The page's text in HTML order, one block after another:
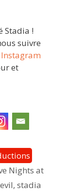
Stadia !
suivre
Instagram
et
Nights at
, stadia